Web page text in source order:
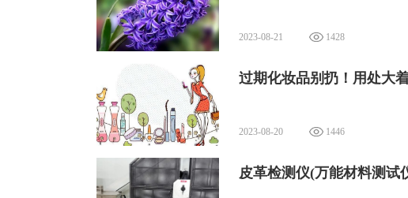
2023-08-21 1428
过期化妆品别扔！用处大着
2023-08-20 1446
皮革检测仪(万能材料测试